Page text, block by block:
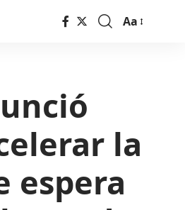
Font
Aa
la
espera